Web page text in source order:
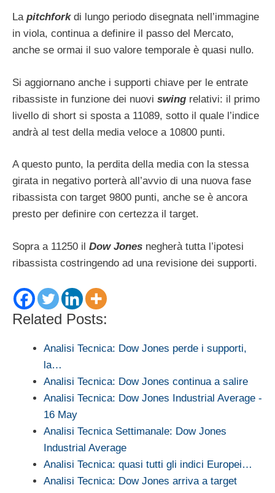
La pitchfork di lungo periodo disegnata nell’immagine
in viola, continua a definire il passo del Mercato,
anche se ormai il suo valore temporale è quasi nullo.
Si aggiornano anche i supporti chiave per le entrate
ribassiste in funzione dei nuovi swing relativi: il primo
livello di short si sposta a 11089, sotto il quale l’indice
andrà al test della media veloce a 10800 punti.
A questo punto, la perdita della media con la stessa
girata in negativo porterà all’avvio di una nuova fase
ribassista con target 9800 punti, anche se è ancora
presto per definire con certezza il target.
Sopra a 11250 il Dow Jones negherà tutta l’ipotesi
ribassista costringendo ad una revisione dei supporti.
Related Posts:
Analisi Tecnica: Dow Jones perde i supporti,
la…
Analisi Tecnica: Dow Jones continua a salire
Analisi Tecnica: Dow Jones Industrial Average -
16 May
Analisi Tecnica Settimanale: Dow Jones
Industrial Average
Analisi Tecnica: quasi tutti gli indici Europei…
Analisi Tecnica: Dow Jones arriva a target